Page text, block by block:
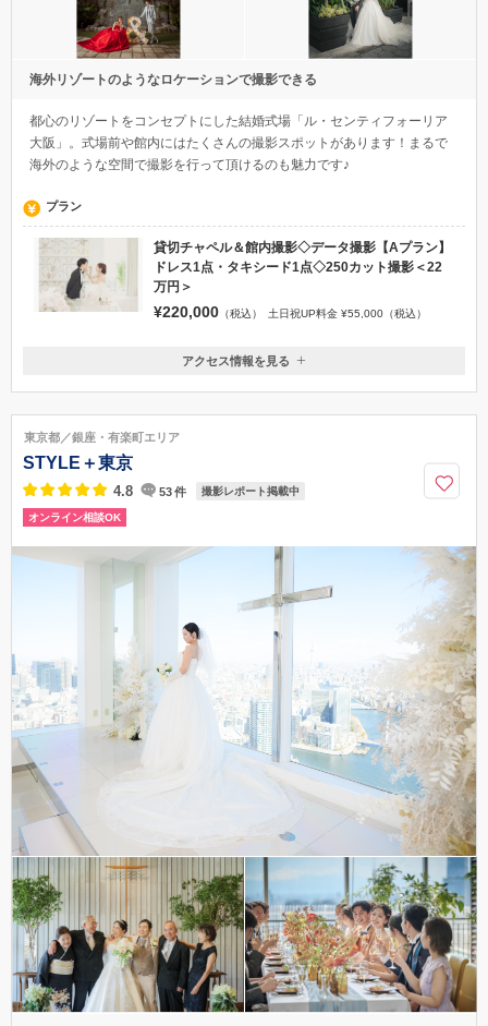
海外リゾートのようなロケーションで撮影できる
都心のリゾートをコンセプトにした結婚式場「ル・センティフォーリア
大阪」。式場前や館内にはたくさんの撮影スポットがあります！まるで
海外のような空間で撮影を行って頂けるのも魅力です♪
プラン
貸切チャペル＆館内撮影◇データ撮影【Aプラン】
ドレス1点・タキシード1点◇250カット撮影＜22
万円＞
¥220,000 （税込） 土日祝UP料金 ¥55,000（税込）
大阪府大阪市中央区南船場3-9-15 御堂筋武田ビル8F（クチュールナオコ
心斎橋店内）
地下鉄御堂筋線「心斎橋駅」北10番出口より徒歩3分
06-6243-7050
アクセス情報を見る
東京都／銀座・有楽町エリア
STYLE＋東京
4.8 53件 撮影レポート掲載中
オンライン相談OK